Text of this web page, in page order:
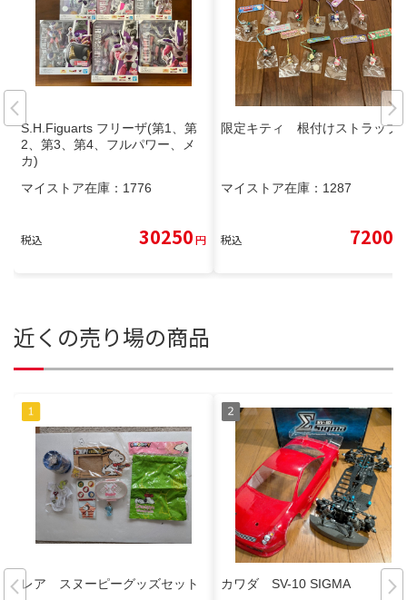
S.H.Figuarts フリーザ(第1、第
2、第3、第4、フルパワー、メ
カ)
マイストア在庫： 1776
税込 30250円
限定キティ 根付けストラップ
マイストア在庫： 1287
税込 7200
近くの売り場の商品
レア スヌーピーグッズセット カワダ SV-10 SIGMA